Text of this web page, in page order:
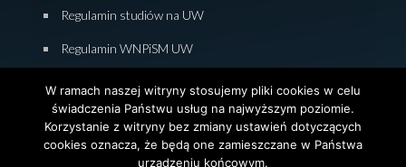
Regulamin studiów na UW
Regulamin WNPiSM UW
Deklaracja dostępności WNPiSM
W ramach naszej witryny stosujemy pliki cookies w celu
świadczenia Państwu usług na najwyższym poziomie.
Korzystanie z witryny bez zmiany ustawień dotyczących
cookies oznacza, że będą one zamieszczane w Państwa
urządzeniu końcowym.